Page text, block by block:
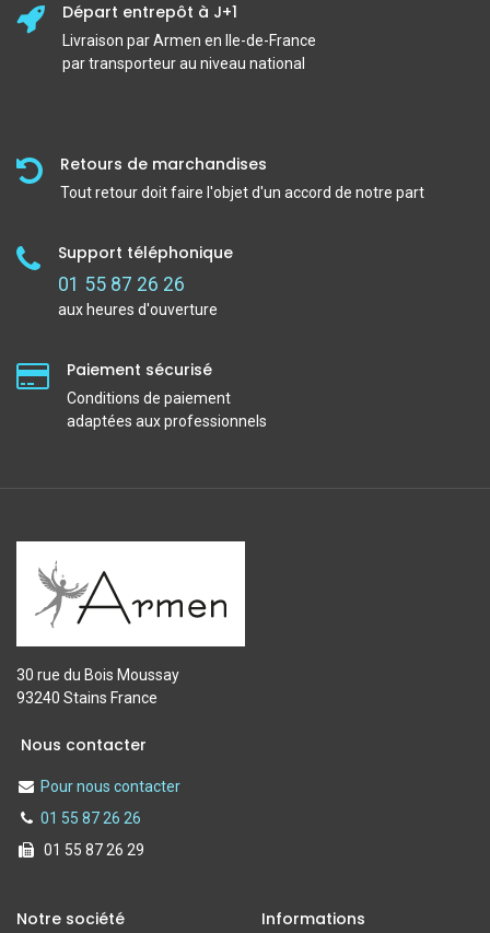
Départ entrepôt à J+1
Livraison par Armen en Ile-de-France
par transporteur au niveau national
Retours de marchandises
Tout retour doit faire l'objet d'un accord de notre part
Support téléphonique
01 55 87 26 26
aux heures d'ouverture
Paiement sécurisé
Conditions de paiement
adaptées aux professionnels
30 rue du Bois Moussay
93240 Stains France
Nous contacter
Pour nous contacter
01 55 87 26 26
01 55 87 26 29
Notre société Informations